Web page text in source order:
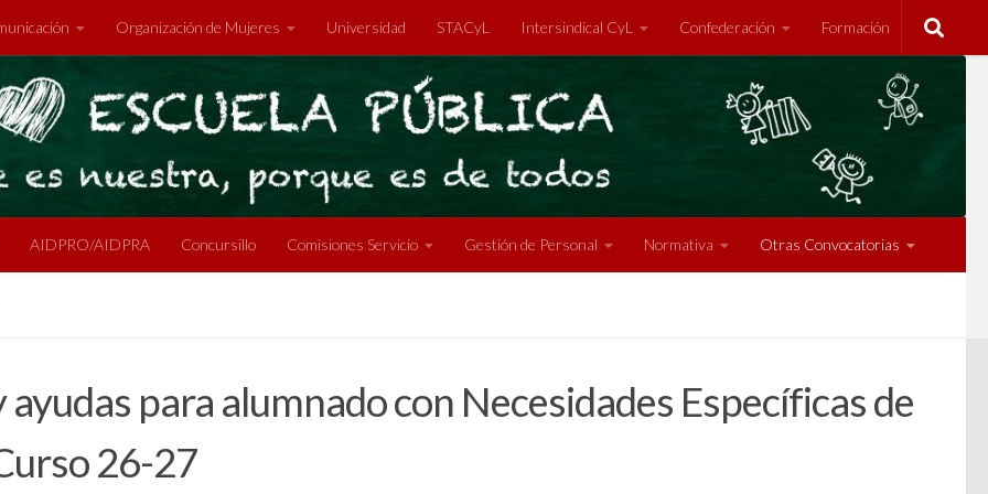
Organización de Mujeres Universidad STACyL Intersindical CyL Confederación Formación
AIDPRO/AIDPRA Concursillo Comisiones Servicio Gestión de Personal Normativa Otras Convocatorias
para alumnado con Necesidades Específicas de
26-27